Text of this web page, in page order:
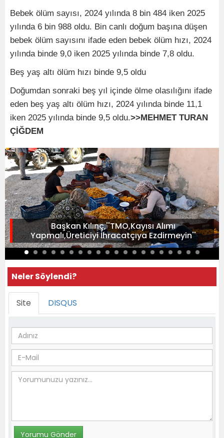
Bebek ölüm sayısı, 2024 yılında 8 bin 484 iken 2025
yılında 6 bin 988 oldu. Bin canlı doğum başına düşen
bebek ölüm sayısını ifade eden bebek ölüm hızı, 2024
yılında binde 9,0 iken 2025 yılında binde 7,8 oldu.
Beş yaş altı ölüm hızı binde 9,5 oldu
Doğumdan sonraki beş yıl içinde ölme olasılığını ifade
eden beş yaş altı ölüm hızı, 2024 yılında binde 11,1
iken 2025 yılında binde 9,5 oldu.>>MEHMET TURAN
ÇİĞDEM
Başkan Kılınç,''TMO,Kayısı Alımı
Yapmalı,Üreticiyi İhracatçıya Ezdirmeyin''
Neler Söylendi?
Site DISQUS